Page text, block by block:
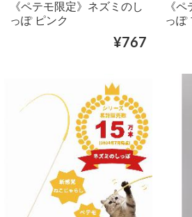
《ペテモ限定》ネズミのし
っぽ ピンク
¥767
《
っぽ